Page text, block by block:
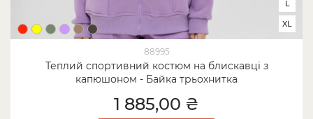
88995
Теплий спортивний костюм на блискавці з
капюшоном - Байка трьохнитка
L
XL
1 885,00 ₴